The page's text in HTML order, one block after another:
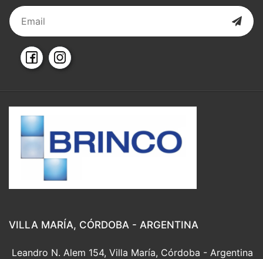
VILLA MARÍA, CÓRDOBA - ARGENTINA
Leandro N. Alem 154, Villa María, Córdoba - Argentina